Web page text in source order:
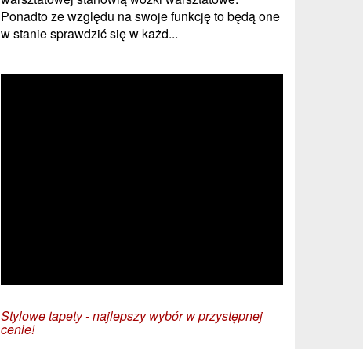
Ponadto ze względu na swoje funkcję to będą one
w stanie sprawdzić się w każd...
Stylowe tapety - najlepszy wybór w przystępnej
cenie!